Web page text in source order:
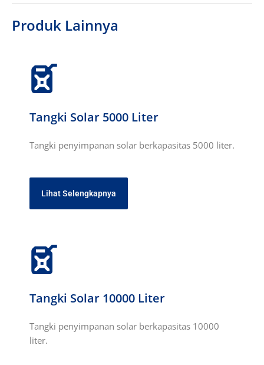
Produk Lainnya
Tangki Solar 5000 Liter
Tangki penyimpanan solar berkapasitas 5000 liter.
Lihat Selengkapnya
Tangki Solar 10000 Liter
Tangki penyimpanan solar berkapasitas 10000
liter.